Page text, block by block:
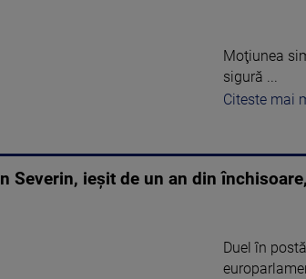
Moţiunea
sigură ...
Citeste mai
Severin, ieşit de un an din
Duel în